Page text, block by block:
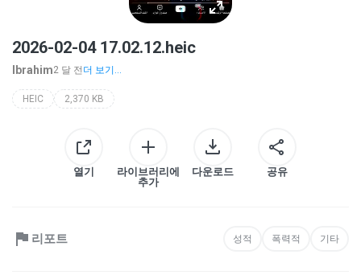
2026-02-04 17.02.12.heic
Ibrahim2 달 전 더 보기...
HEIC 2,370 KB
열기
라이브러리에
추가
다운로드 공유
리포트 성적 폭력적 기타